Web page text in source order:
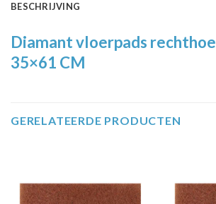
BESCHRIJVING
Diamant vloerpads
35×61 CM
GERELATEERDE PRODUCTEN